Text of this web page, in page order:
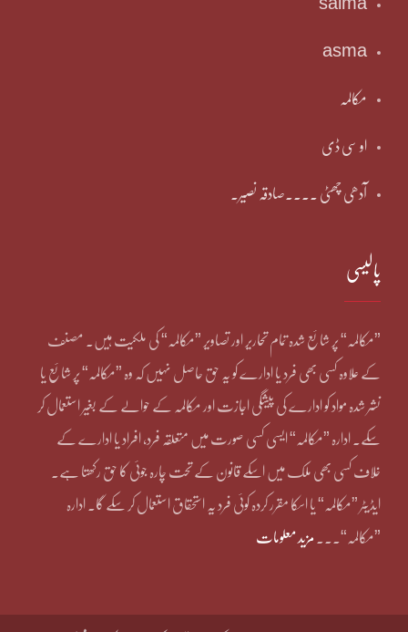
salma
asma
مکالمہ
او سی ڈی
آدھی چھٹی ۔۔۔۔صادقہ نصیر۔
پالیسی
”مکالمہ“ پر شائع شدہ تمام تحاریر اور تصاویر ”مکالمہ“ کی ملکیت ہیں۔ مصنف
کے علاوہ کسی بھی فرد یا ادارے کو یہ حق حاصل نہیں کہ وہ ”مکالمہ“ پر شائع یا
نشر شدہ مواد کو ادارے کی پیشگی اجازت اور مکالمہ کے حوالے کے بغیر استعمال کر
سکے۔ ادارہ ”مکالمہ“ ایسی کسی صورت میں متعلقہ فرد، افراد یا ادارے کے
خلاف کسی بھی ملک میں اسکے قانون کے تحت چارہ جوئی کا حق رکھتا ہے۔
ایڈیٹر ”مکالمہ“ یا اسکا مقرر کردہ کوئی فرد یہ استحقاق استعمال کر سکے گا۔ ادارہ
”مکالمہ“۔۔۔ مزید معلومات